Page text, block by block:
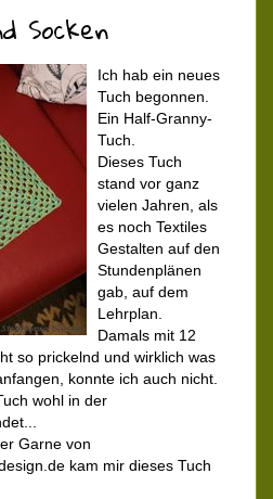
Socken
Ich hab ein neues
Tuch begonnen.
Ein Half-Granny-
Tuch.
Dieses Tuch
stand vor ganz
vielen Jahren, als
es noch Textiles
Gestalten auf den
Stundenplänen
gab, auf dem
Lehrplan.
Damals mit 12
so prickelnd und wirklich was
konnte ich auch nicht.
wohl in der
Garne von
kam mir dieses Tuch